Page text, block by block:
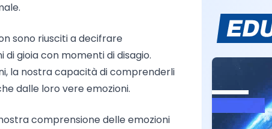
sono riusciti a decifrare
gioia con momenti di disagio.
la nostra capacità di comprenderli
dalle loro vere emozioni.
comprensione delle emozioni